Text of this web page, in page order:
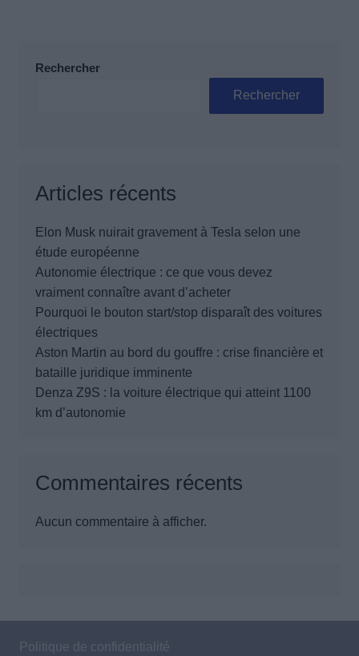
Rechercher
Rechercher
Articles récents
Elon Musk nuirait gravement à Tesla selon une
étude européenne
Autonomie électrique : ce que vous devez
vraiment connaître avant d’acheter
Pourquoi le bouton start/stop disparaît des voitures
électriques
Aston Martin au bord du gouffre : crise financière et
bataille juridique imminente
Denza Z9S : la voiture électrique qui atteint 1100
km d’autonomie
Commentaires récents
Aucun commentaire à afficher.
Politique de confidentialité